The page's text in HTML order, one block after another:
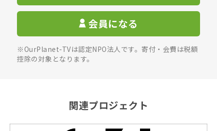
会員になる
※OurPlanet-TVは認定NPO法人です。寄付・会費は税額
控除の対象となります。
関連プロジェクト